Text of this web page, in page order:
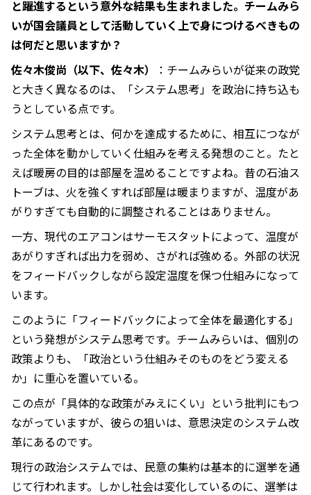
と躍進するという意外な結果も生まれました。チームみら
いが国会議員として活動していく上で身につけるべきもの
は何だと思いますか？
佐々木俊尚（以下、佐々木）
：チームみらいが従来の政党
と大きく異なるのは、「システム思考」を政治に持ち込も
うとしている点です。
システム思考とは、何かを達成するために、相互につなが
った全体を動かしていく仕組みを考える発想のこと。たと
えば暖房の目的は部屋を温めることですよね。昔の石油ス
トーブは、火を強くすれば部屋は暖まりますが、温度があ
がりすぎても自動的に調整されることはありません。
一方、現代のエアコンはサーモスタットによって、温度が
あがりすぎれば出力を弱め、さがれば強める。外部の状況
をフィードバックしながら設定温度を保つ仕組みになって
います。
このように「フィードバックによって全体を最適化する」
という発想がシステム思考です。チームみらいは、個別の
政策よりも、「政治という仕組みそのものをどう変える
か」に重心を置いている。
この点が「具体的な政策がみえにくい」という批判にもつ
ながっていますが、彼らの狙いは、意思決定のシステム改
革にあるのです。
現行の政治システムでは、民意の集約は基本的に選挙を通
じて行われます。しかし社会は変化しているのに、選挙は